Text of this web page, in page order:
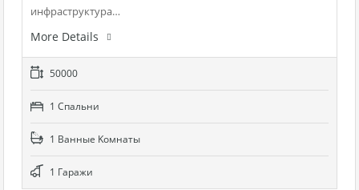
инфраструктура…
More Details
50000
1 Cпальни
1 Bанные Kомнаты
1 Гаражи